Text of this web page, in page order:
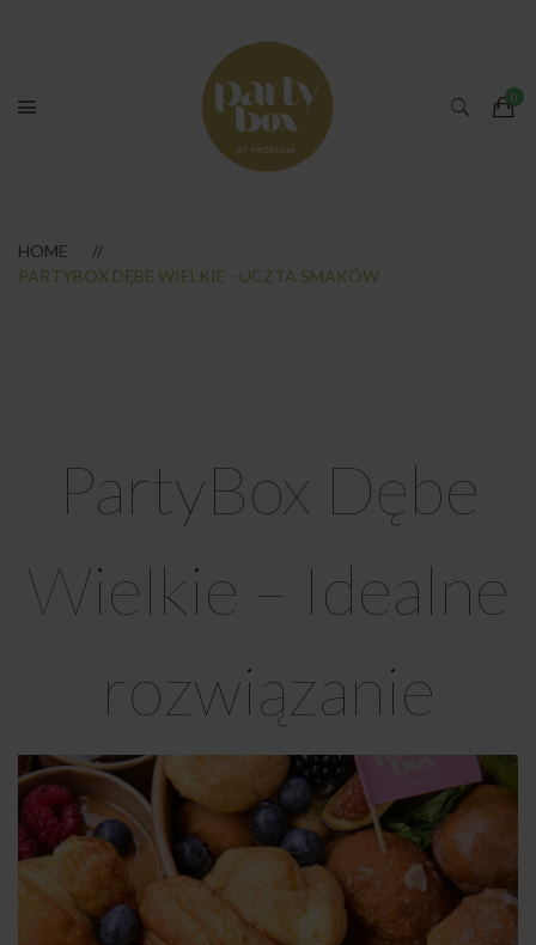
HOME
PARTYBOX DĘBE WIELKIE - UCZTA SMAKÓW
PartyBox Dębe
Wielkie – Idealne
rozwiązanie